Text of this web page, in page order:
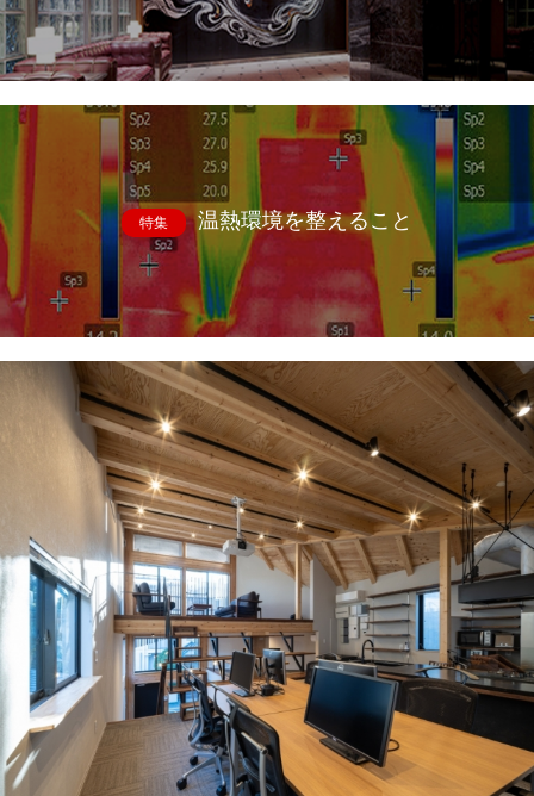
特集 温熱環境を整えること